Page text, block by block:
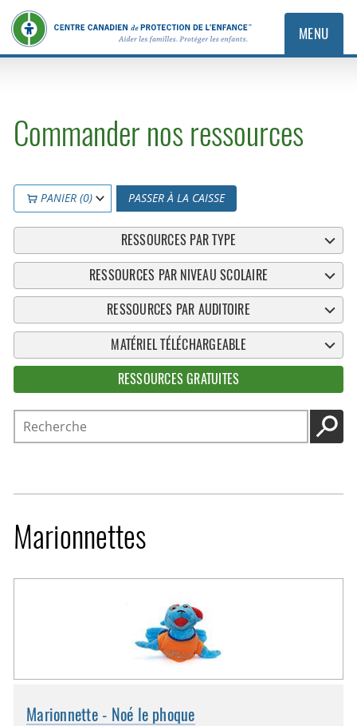
MENU
Commander nos ressources
PANIER (0) PASSER À LA CAISSE
RESSOURCES PAR TYPE
RESSOURCES PAR NIVEAU SCOLAIRE
RESSOURCES PAR AUDITOIRE
MATÉRIEL TÉLÉCHARGEABLE
RESSOURCES GRATUITES
Recherche
Marionnettes
Marionnette - Noé le phoque